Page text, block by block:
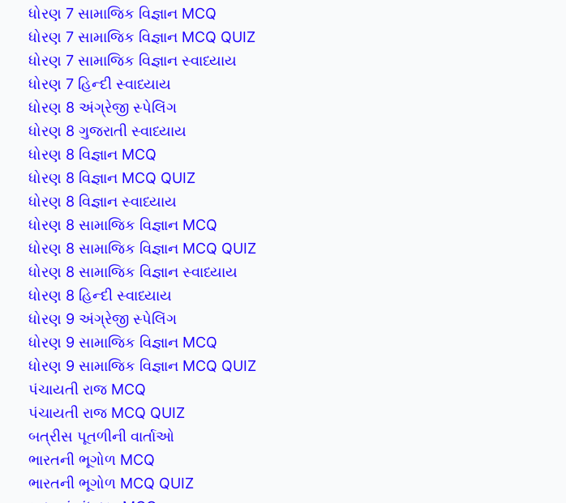
ધોરણ 7 સામાજિક વિજ્ઞાન MCQ
ધોરણ 7 સામાજિક વિજ્ઞાન MCQ QUIZ
ધોરણ 7 સામાજિક વિજ્ઞાન સ્વાધ્યાય
ધોરણ 7 હિન્દી સ્વાધ્યાય
ધોરણ 8 અંગ્રેજી સ્પેલિંગ
ધોરણ 8 ગુજરાતી સ્વાધ્યાય
ધોરણ 8 વિજ્ઞાન MCQ
ધોરણ 8 વિજ્ઞાન MCQ QUIZ
ધોરણ 8 વિજ્ઞાન સ્વાધ્યાય
ધોરણ 8 સામાજિક વિજ્ઞાન MCQ
ધોરણ 8 સામાજિક વિજ્ઞાન MCQ QUIZ
ધોરણ 8 સામાજિક વિજ્ઞાન સ્વાધ્યાય
ધોરણ 8 હિન્દી સ્વાધ્યાય
ધોરણ 9 અંગ્રેજી સ્પેલિંગ
ધોરણ 9 સામાજિક વિજ્ઞાન MCQ
ધોરણ 9 સામાજિક વિજ્ઞાન MCQ QUIZ
પંચાયતી રાજ MCQ
પંચાયતી રાજ MCQ QUIZ
બત્રીસ પૂતળીની વાર્તાઓ
ભારતની ભૂગોળ MCQ
ભારતની ભૂગોળ MCQ QUIZ